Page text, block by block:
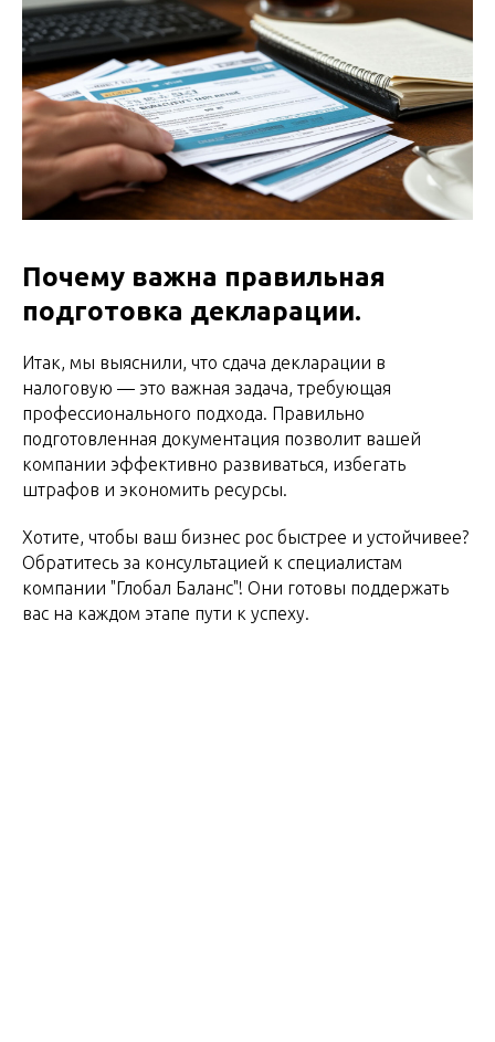
Почему важна правильная
подготовка декларации.
Итак, мы выяснили, что сдача декларации в
налоговую — это важная задача, требующая
профессионального подхода. Правильно
подготовленная документация позволит вашей
компании эффективно развиваться, избегать
штрафов и экономить ресурсы.
Хотите, чтобы ваш бизнес рос быстрее и устойчивее?
Обратитесь за консультацией к специалистам
компании "Глобал Баланс"! Они готовы поддержать
вас на каждом этапе пути к успеху.